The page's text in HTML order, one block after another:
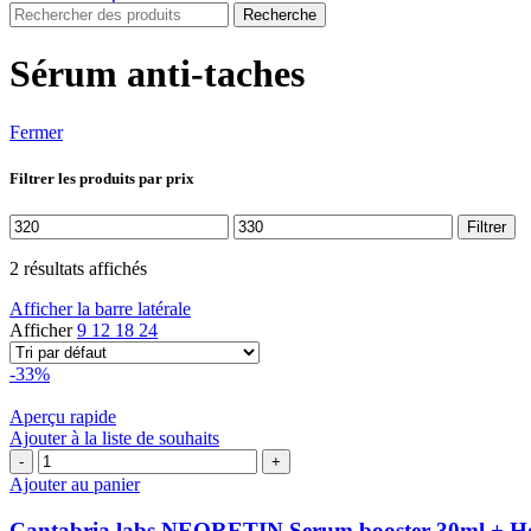
Recherche
Sérum anti-taches
Fermer
Filtrer les produits par prix
Prix
min
Prix
max
Filtrer
2 résultats affichés
Afficher la barre latérale
Afficher9 12 18 24
-33%
Aperçu rapide
Ajouter à la liste de souhaits
quantité
de
Cantabria
labs
Ajouter au panier